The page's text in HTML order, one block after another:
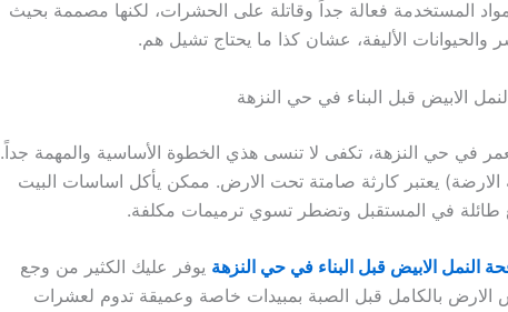
المستخدمة فعالة جداً وقاتلة على الحشرات، لكنها مصممة بحيث
والحيوانات الأليفة، عشان كذا ما يحتاج تشيل هم.
الابيض قبل البناء في حي النزهة
في حي النزهة، تكفى لا تنسى هذي الخطوة الأساسية والمهمة جداً.
الارضة) يعتبر كارثة صامتة تحت الارض. ممكن يأكل اساسات البيت
طائلة في المستقبل وتضطر تسوي ترميمات مكلفة.
النمل الابيض قبل البناء في حي النزهة يوفر عليك الكثير من وجع
بالكامل قبل الصبة بمبيدات خاصة وعميقة تدوم لعشرات